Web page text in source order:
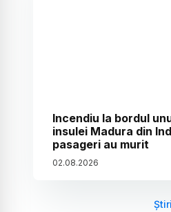
Incendiu la bordul
insulei Madura din
pasageri au murit
02.08.2026